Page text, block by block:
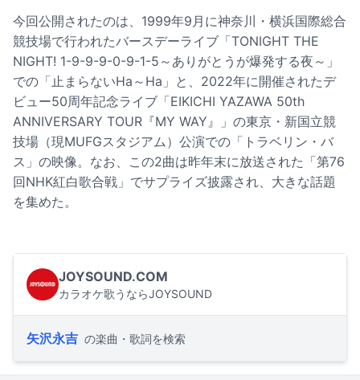
今回公開されたのは、1999年9月に神奈川・横浜国際総合
競技場で行われたバースデーライブ「TONIGHT THE
NIGHT! 1-9-9-9-0-9-1-5～ありがとうが爆発する夜～」
での「止まらないHa～Ha」と、2022年に開催されたデ
ビュー50周年記念ライブ「EIKICHI YAZAWA 50th
ANNIVERSARY TOUR『MY WAY』」の東京・新国立競
技場（現MUFGスタジアム）公演での「トラベリン・バ
ス」の映像。なお、この2曲は昨年末に放送された「第76
回NHK紅白歌合戦」でサプライズ披露され、大きな話題
を集めた。
JOYSOUND.COM
カラオケ歌うならJOYSOUND
矢沢永吉 の楽曲・歌詞を検索